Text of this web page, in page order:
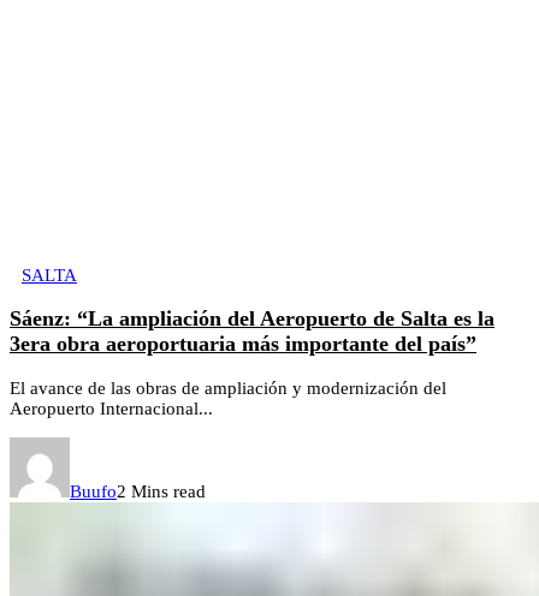
SALTA
Sáenz: “La ampliación del Aeropuerto de Salta es la
3era obra aeroportuaria más importante del país”
El avance de las obras de ampliación y modernización del
Aeropuerto Internacional...
Buufo2 Mins read